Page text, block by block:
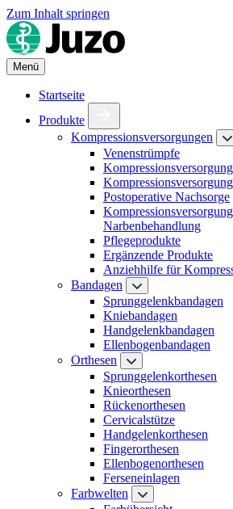
Zum Inhalt springen
Menü
Startseite
Produkte
Kompressionsversorgungen
Venenstrümpfe
Postoperative Nachsorge
Narbenbehandlung
Pflegeprodukte
Ergänzende Produkte
Anziehhilfe für
Bandagen
Sprunggelenkbandagen
Kniebandagen
Handgelenkbandagen
Ellenbogenbandagen
Orthesen
Sprunggelenkorthesen
Knieorthesen
Rückenorthesen
Cervicalstütze
Handgelenkorthesen
Fingerorthesen
Ellenbogenorthesen
Ferseneinlagen
Farbwelten